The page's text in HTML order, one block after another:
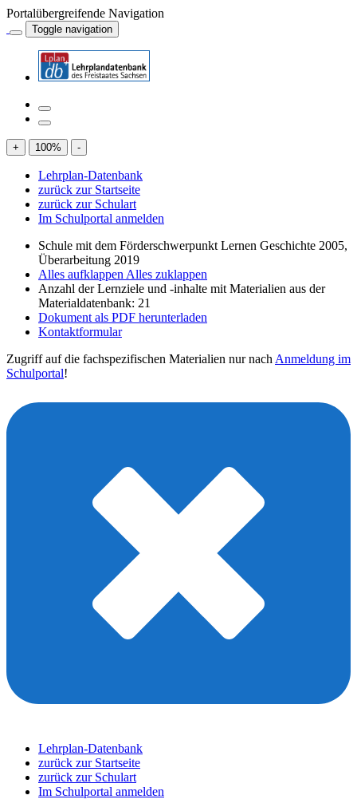
Portalübergreifende Navigation
Toggle navigation
+ 100% -
Lehrplan-Datenbank
zurück zur Startseite
zurück zur Schulart
Im Schulportal anmelden
Schule mit dem Förderschwerpunkt Lernen Geschichte 2005,
Überarbeitung 2019
Alles aufklappen Alles zuklappen
Anzahl der Lernziele und -inhalte mit Materialien aus der
Materialdatenbank: 21
Dokument als PDF herunterladen
Kontaktformular
Zugriff auf die fachspezifischen Materialien nur nach Anmeldung im
Schulportal!
Lehrplan-Datenbank
zurück zur Startseite
zurück zur Schulart
Im Schulportal anmelden